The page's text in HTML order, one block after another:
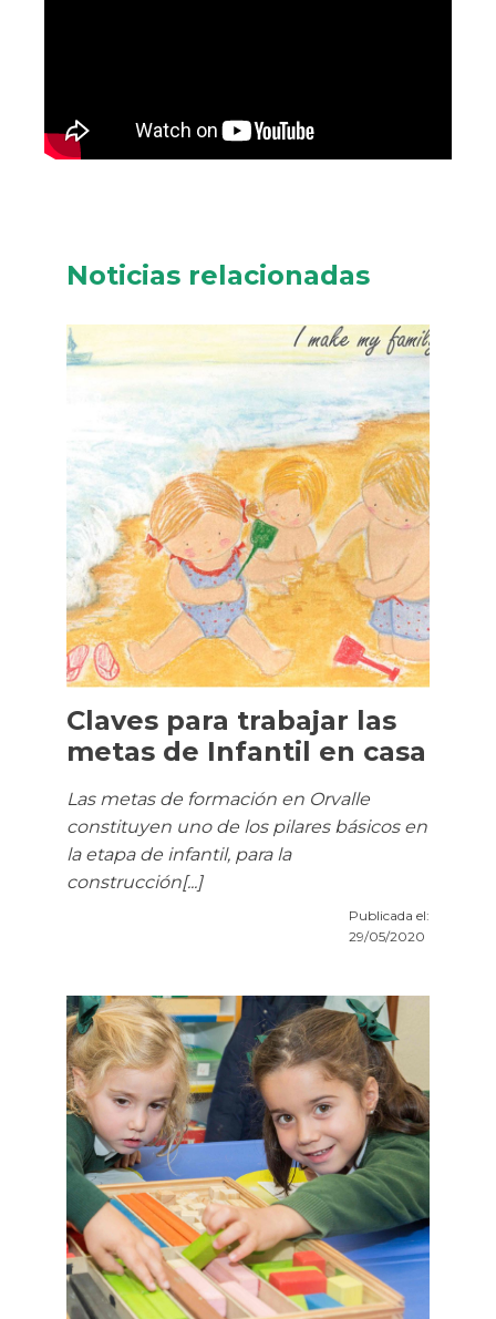
Noticias relacionadas
Claves para trabajar las
metas de Infantil en casa
Las metas de formación en Orvalle
constituyen uno de los pilares básicos en
la etapa de infantil, para la
construcción[...]
Publicada el:
29/05/2020